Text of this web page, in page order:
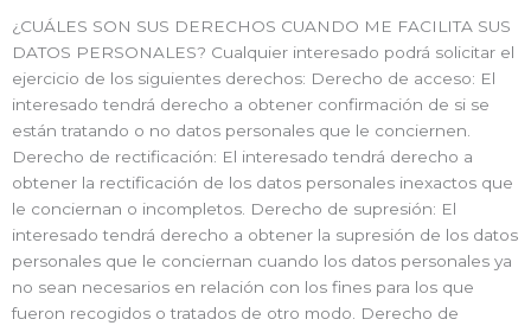
¿CUÁLES SON SUS DERECHOS CUANDO ME FACILITA SUS
DATOS PERSONALES? Cualquier interesado podrá solicitar el
ejercicio de los siguientes derechos: Derecho de acceso: El
interesado tendrá derecho a obtener confirmación de si se
están tratando o no datos personales que le conciernen.
Derecho de rectificación: El interesado tendrá derecho a
obtener la rectificación de los datos personales inexactos que
le conciernan o incompletos. Derecho de supresión: El
interesado tendrá derecho a obtener la supresión de los datos
personales que le conciernan cuando los datos personales ya
no sean necesarios en relación con los fines para los que
fueron recogidos o tratados de otro modo. Derecho de